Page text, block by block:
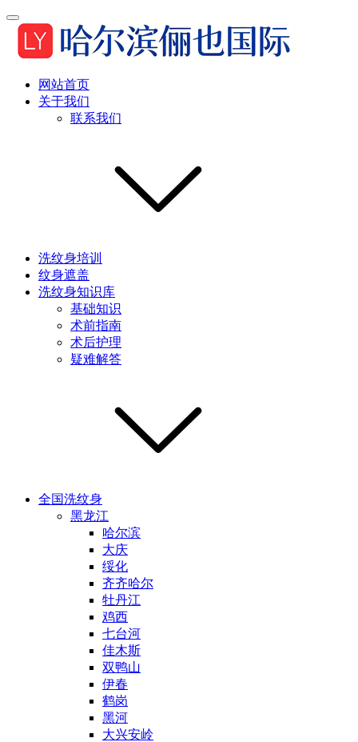
网站首页
关于我们
联系我们
洗纹身培训
纹身遮盖
洗纹身知识库
基础知识
术前指南
术后护理
疑难解答
全国洗纹身
黑龙江
哈尔滨
大庆
绥化
齐齐哈尔
牡丹江
鸡西
七台河
佳木斯
双鸭山
伊春
鹤岗
黑河
大兴安岭